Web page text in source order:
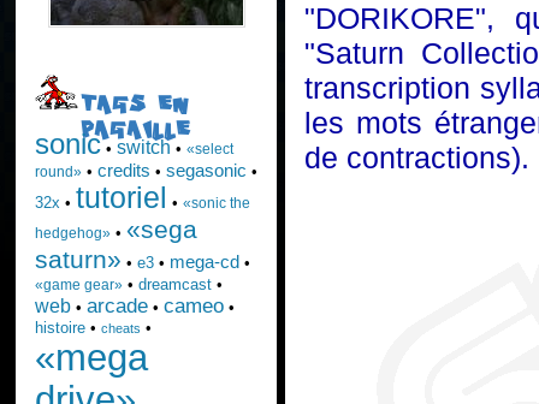
"DORIKORE",
"Saturn
transcription
les mots
de contractions).
TAGS EN
PAGAILLE
sonic• switch • «select
round»• credits • segasonic •
32x • tutoriel • «sonic the
hedgehog»• «sega
saturn» • e3• mega-cd •
«game gear»• dreamcast•
web• arcade• cameo•
histoire• cheats •
«mega